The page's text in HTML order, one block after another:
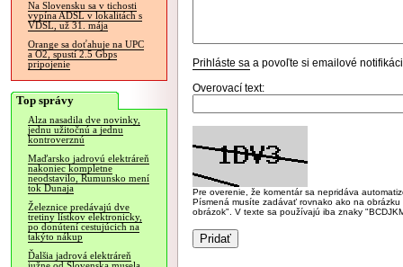
Na Slovensku sa v tichosti
vypína ADSL v lokalitách s
VDSL, už 31. mája
Orange sa doťahuje na UPC
a O2, spustí 2.5 Gbps
pripojenie
Top správy
Alza nasadila dve novinky,
jednu užitočnú a jednu
kontroverznú
Maďarsko jadrovú elektráreň
nakoniec kompletne
neodstavilo, Rumunsko mení
tok Dunaja
Železnice predávajú dve
tretiny lístkov elektronicky,
po donútení cestujúcich na
takýto nákup
Ďalšia jadrová elektráreň
Prihláste sa a povoľte si emailové
Overovací text:
Pre overenie, že komentár sa nepridáva
Písmená musíte zadávať rovnako ako na
obrázok". V texte sa používajú iba znaky